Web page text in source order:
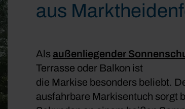
aus
Als außenliegender
Terrasse oder Balkon ist
die Markise besonders beliebt.
ausfahrbare Markisentuch sorgt